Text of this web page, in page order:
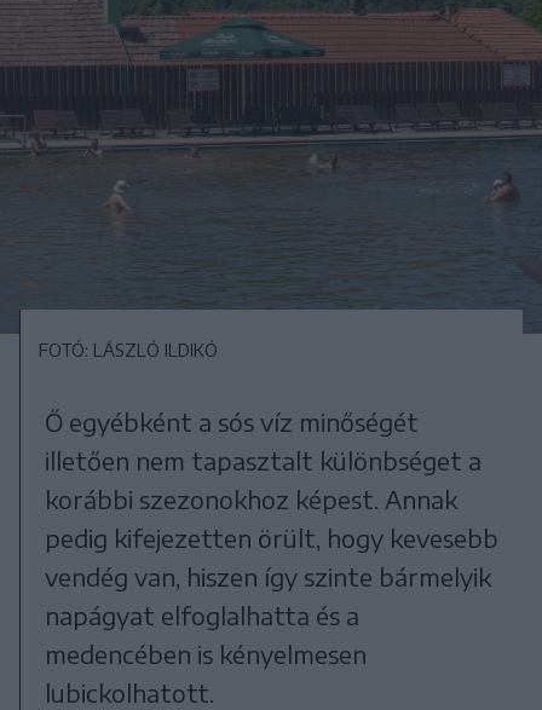
FOTÓ: LÁSZLÓ ILDIKÓ
Ő egyébként a sós víz minőségét
illetően nem tapasztalt különbséget a
korábbi szezonokhoz képest. Annak
pedig kifejezetten örült, hogy kevesebb
vendég van, hiszen így szinte bármelyik
napágyat elfoglalhatta és a
medencében is kényelmesen
lubickolhatott.